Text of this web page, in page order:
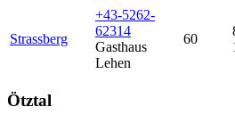
Strassberg
+43-5262-
62314
Gasthaus
Lehen
60
Ötztal